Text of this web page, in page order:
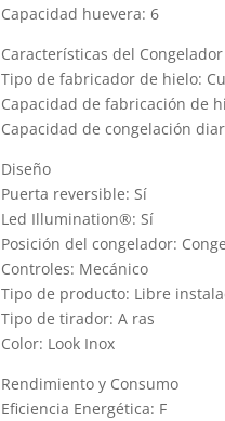
Capacidad huevera: 6
Características del Congelador
Tipo de fabricador de hielo:
Capacidad de fabricación de
Capacidad de congelación
Diseño
Puerta reversible: Sí
Led Illumination®: Sí
Posición del congelador:
Controles: Mecánico
Tipo de producto: Libre
Tipo de tirador: A ras
Color: Look Inox
Rendimiento y Consumo
Eficiencia Energética: F